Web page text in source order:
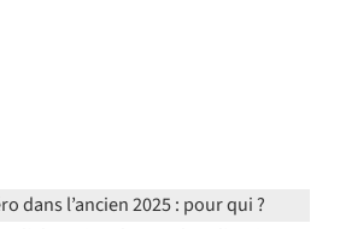
dans l’ancien 2025 : pour qui ?